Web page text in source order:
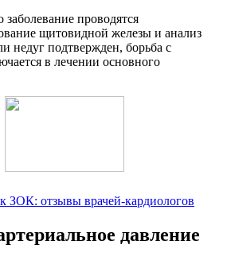
проводятся
щитовидной железы и анализ
недуг подтвержден, борьба с
в лечении основного
ЗОК: отзывы врачей-кардиологов
давление